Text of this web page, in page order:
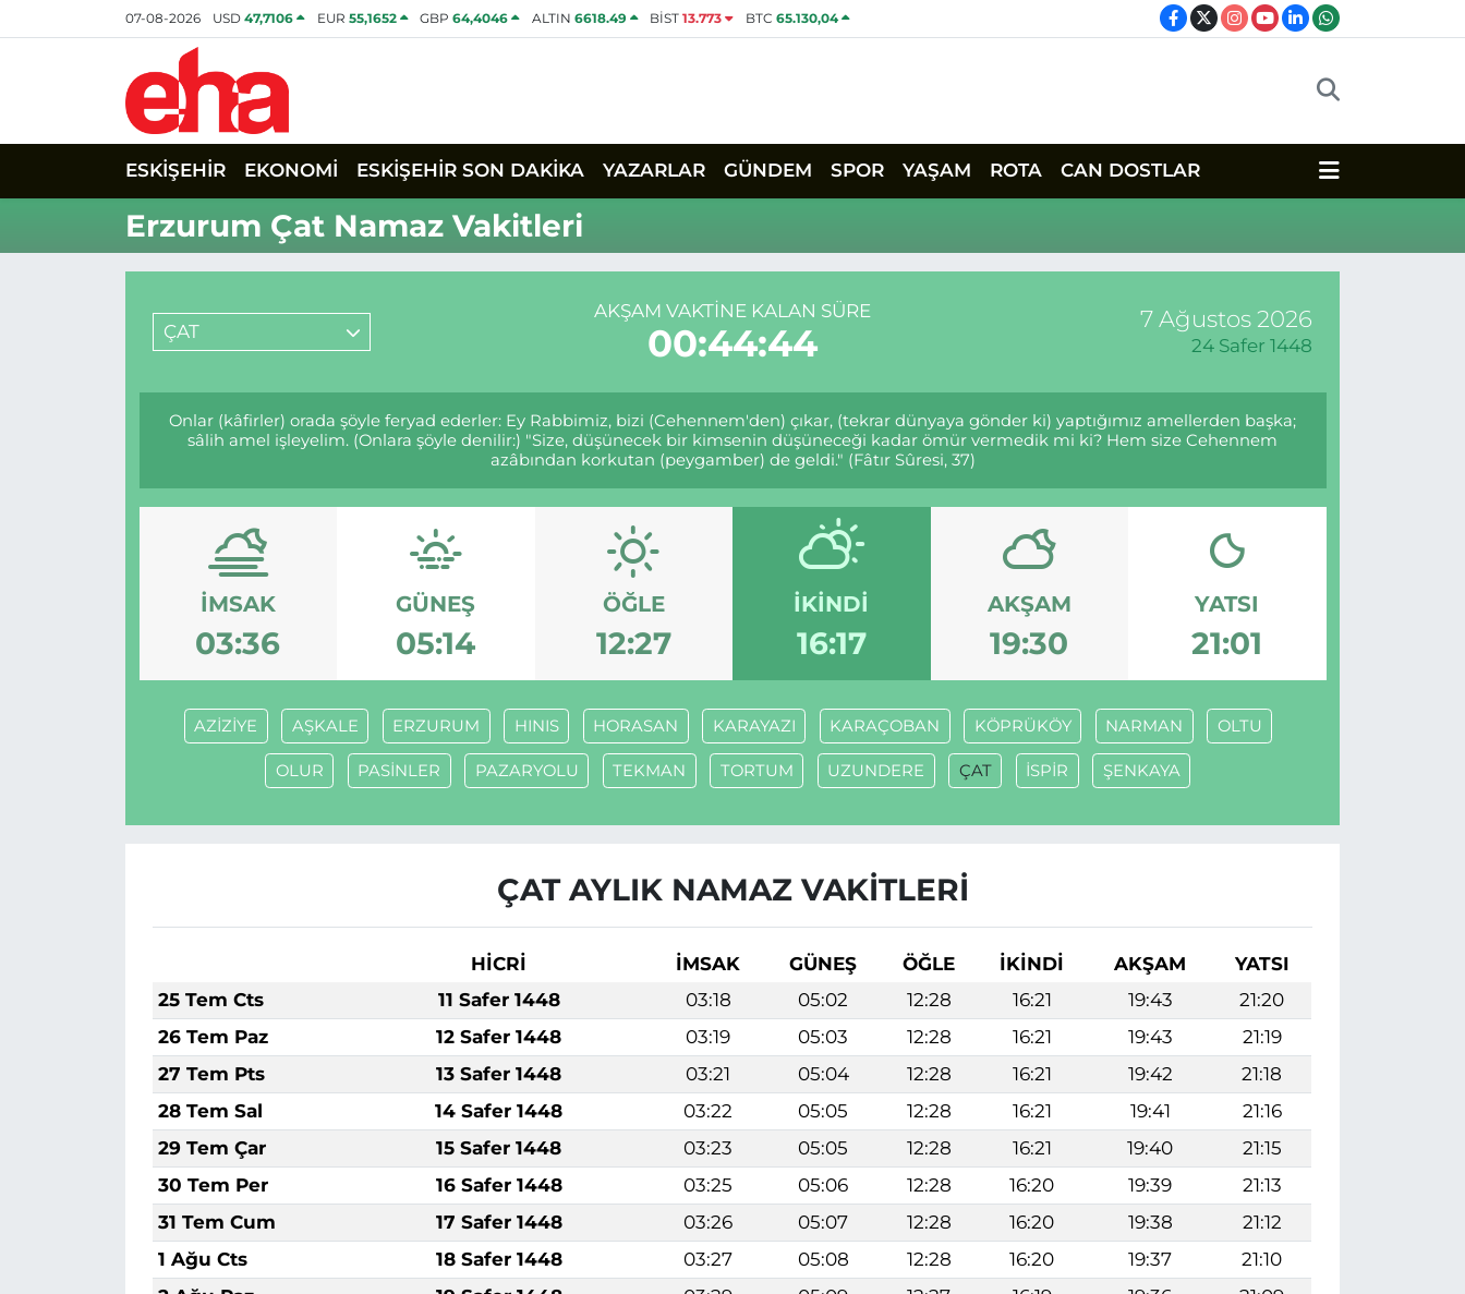
07-08-2026 USD47,7106 EUR 55,1652 GBP64,4046 ALTIN 6618.49 BİST13.773 BTC 65.130,04
ESKİŞEHİR EKONOMİ ESKİŞEHİR SON DAKİKA YAZARLAR GÜNDEM SPOR YAŞAM ROTA CAN DOSTLAR
Erzurum Çat Namaz Vakitleri
ÇAT
AKŞAM VAKTINE KALAN SÜRE
00:44:44
7 Ağustos 2026
24 Safer 1448
Onlar (kâfirler) orada şöyle feryad ederler: Ey Rabbimiz, bizi (Cehennem'den) çıkar, (tekrar dünyaya gönder ki) yaptığımız amellerden başka;
sâlih amel işleyelim. (Onlara şöyle denilir:) "Size, düşünecek bir kimsenin düşüneceği kadar ömür vermedik mi ki? Hem size Cehennem
azâbından korkutan (peygamber) de geldi." (Fâtır Sûresi, 37)
İMSAK
03:36
GÜNEŞ
05:14
ÖĞLE
12:27
İKINDI
16:17
AKŞAM
19:30
YATSI
21:01
AZİZİYE AŞKALE ERZURUM HINIS HORASAN KARAYAZI KARAÇOBAN KÖPRÜKÖY NARMAN OLTU
OLUR PASİNLER PAZARYOLU TEKMAN TORTUM UZUNDERE ÇAT İSPİR ŞENKAYA
ÇAT AYLIK NAMAZ VAKITLERI
HİCRİ İMSAK GÜNEŞ ÖĞLE İKINDI AKŞAM
YATSI
25 Tem Cts
11 Safer 1448 03:18 05:02 12:28 16:21 19:43
21:20
26 Tem Paz
12 Safer 1448 03:19 05:03 12:28 16:21 19:43
21:19
27 Tem Pts
13 Safer 1448 03:21 05:04 12:28 16:21 19:42
21:18
28 Tem Sal
14 Safer 1448 03:22 05:05 12:28 16:21 19:41
21:16
29 Tem Çar
15 Safer 1448 03:23 05:05 12:28 16:21 19:40
21:15
30 Tem Per
16 Safer 1448 03:25 05:06 12:28 16:20 19:39
21:13
31 Tem Cum
17 Safer 1448 03:26 05:07 12:28 16:20 19:38
21:12
1 Ağu Cts
18 Safer 1448 03:27 05:08 12:28 16:20 19:37
21:10